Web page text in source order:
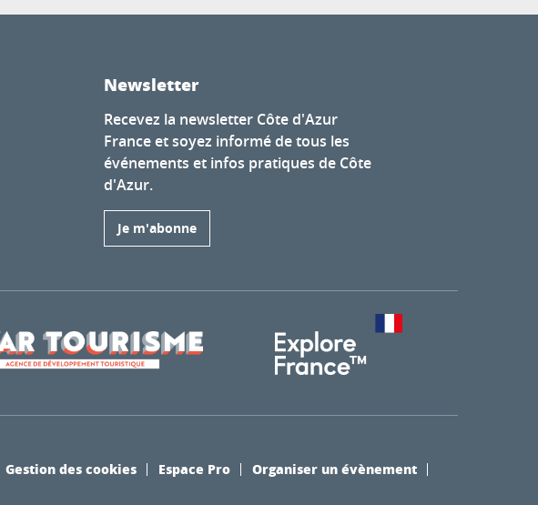
Newsletter
Recevez la newsletter Côte d'Azur
France et soyez informé de tous les
événements et infos pratiques de Côte
d'Azur.
Je m'abonne
Gestion des cookies Espace Pro
Organiser un évènement